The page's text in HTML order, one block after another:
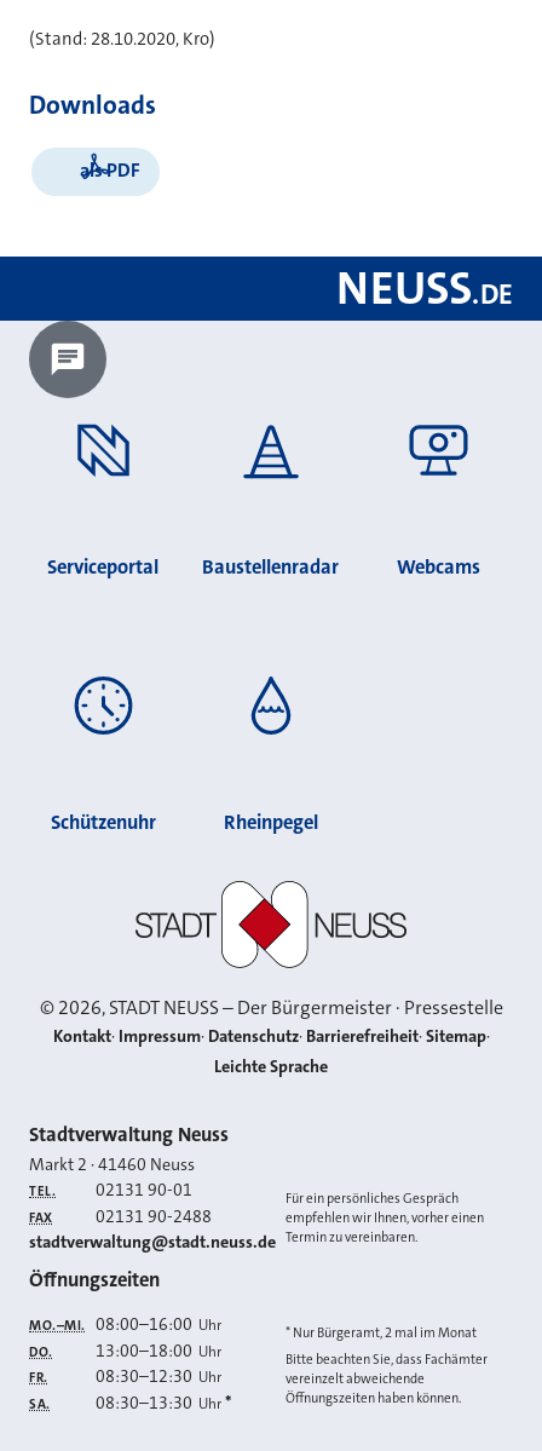
(Stand: 28.10.2020, Kro)
Downloads
als PDF
NEUSS.DE
Chatbot laden?
Serviceportal Baustellenradar Webcams
Schützenuhr Rheinpegel
©2026, STADT NEUSS – Der Bürgermeister · Pressestelle
Kontakt Impressum Datenschutz Barrierefreiheit Sitemap
Leichte Sprache
Kontakt
Stadtverwaltung Neuss
Markt 2 ·41460 Neuss
TEL. 02131 90-01
FAX 02131 90-2488
E-MAIL
stadtverwaltung@stadt.neuss.de
Für ein persönliches Gespräch
empfehlen wir Ihnen, vorher einen
Termin zu vereinbaren.
Öffnungszeiten
MO.–MI. 08:00–16:00 Uhr
DO. 13:00–18:00 Uhr
FR. 08:30–12:30 Uhr
SA. 08:30–13:30 Uhr *
* Nur Bürgeramt, 2 mal im Monat
Bitte beachten Sie, dass Fachämter
vereinzelt abweichende
Öffnungszeiten haben können.